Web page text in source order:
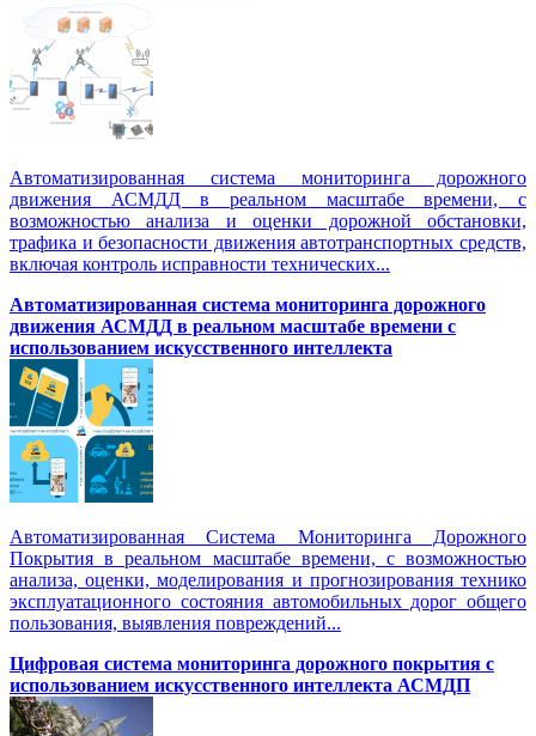
Автоматизированная система мониторинга дорожного
движения АСМДД в реальном масштабе времени, с
возможностью анализа и оценки дорожной обстановки,
трафика и безопасности движения автотранспортных средств,
включая контроль исправности технических...
Автоматизированная cистема мониторинга дорожного
движения АСМДД в реальном масштабе времени с
использованием искусственного интеллекта
Автоматизированная Система Мониторинга Дорожного
Покрытия в реальном масштабе времени, с возможностью
анализа, оценки, моделирования и прогнозирования технико
эксплуатационного состояния автомобильных дорог общего
пользования, выявления повреждений...
Цифровая система мониторинга дорожного покрытия с
использованием искусственного интеллекта АСМДП